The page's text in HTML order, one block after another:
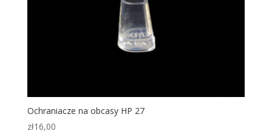
Ochraniacze na obcasy HP 27
zł16,00